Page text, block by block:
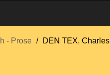
- Prose DEN TEX, Charles